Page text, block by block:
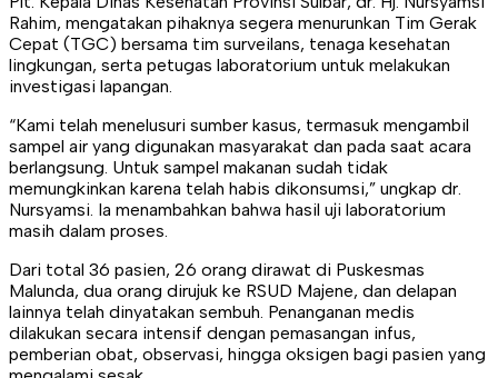
Rahim, mengatakan pihaknya segera menurunkan Tim Gerak
Cepat (TGC) bersama tim surveilans, tenaga kesehatan
lingkungan, serta petugas laboratorium untuk melakukan
investigasi lapangan.
“Kami telah menelusuri sumber kasus, termasuk mengambil
sampel air yang digunakan masyarakat dan pada saat acara
berlangsung. Untuk sampel makanan sudah tidak
memungkinkan karena telah habis dikonsumsi,” ungkap dr.
Nursyamsi. Ia menambahkan bahwa hasil uji laboratorium
masih dalam proses.
Dari total 36 pasien, 26 orang dirawat di Puskesmas
Malunda, dua orang dirujuk ke RSUD Majene, dan delapan
lainnya telah dinyatakan sembuh. Penanganan medis
dilakukan secara intensif dengan pemasangan infus,
pemberian obat, observasi, hingga oksigen bagi pasien yang